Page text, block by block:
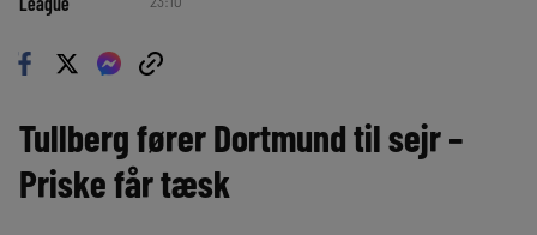
Tullberg fører Dortmund til sejr –
Priske får tæsk